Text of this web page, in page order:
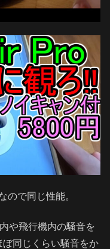
ので同じ性能。
や飛行機内の騒音を
同じくらい騒音をか